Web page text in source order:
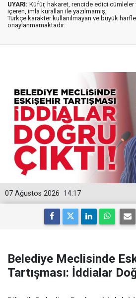
UYARI: Küfür, hakaret, rencide edici cümleler
içeren, imla kuralları ile yazılmamış,
Türkçe karakter kullanılmayan ve büyük
onaylanmamaktadır.
14:17
07 Ağustos 2026
Belediye Meclisinde
Tartışması: İddialar